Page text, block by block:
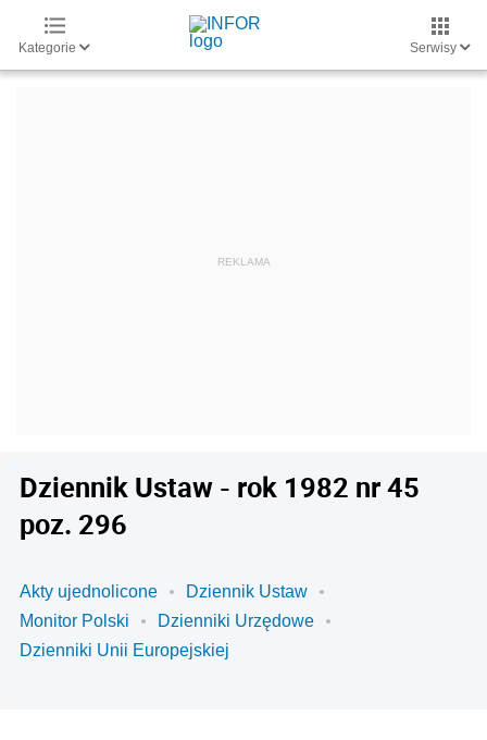
Kategorie Serwisy
Dziennik Ustaw - rok 1982 nr 45
poz. 296
Akty ujednolicone
Dziennik Ustaw
Monitor Polski
Dzienniki Urzędowe
Dzienniki Unii Europejskiej